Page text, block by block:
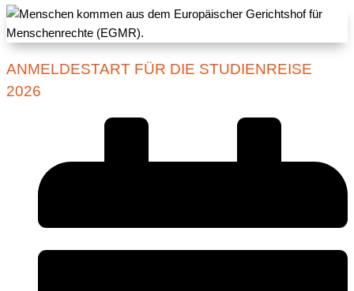
ANMELDESTART FÜR DIE STUDIENREISE
2026